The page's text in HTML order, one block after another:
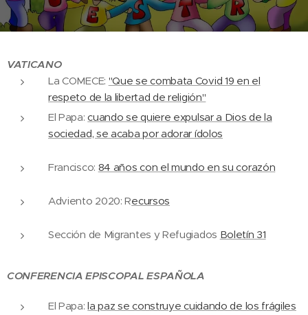
VATICANO
La COMECE: "Que se combata Covid 19 en el
respeto de la libertad de religión"
El Papa:cuando se quiere expulsar a Dios de la
sociedad, se acaba por adorar ídolos
Francisco: 84 años con el mundo en su corazón
Adviento 2020: Recursos
Sección de Migrantes y Refugiados Boletín 31
CONFERENCIA EPISCOPAL ESPAÑOLA
El Papa:la paz se construye cuidando de los frágiles